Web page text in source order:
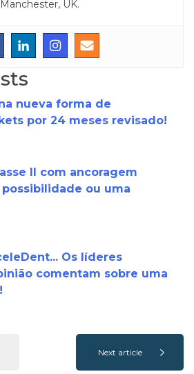
Manchester, UK.
nueva forma de
por 24 meses revisado!
II com ancoragem
ou uma
Os líderes
comentam sobre uma
Next article